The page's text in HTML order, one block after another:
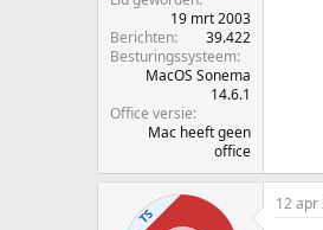
19 mrt 2003
Berichten
39.422
Besturingssysteem
MacOS Sonema
14.6.1
Office versie
Mac heeft geen
office
TS
12 apr